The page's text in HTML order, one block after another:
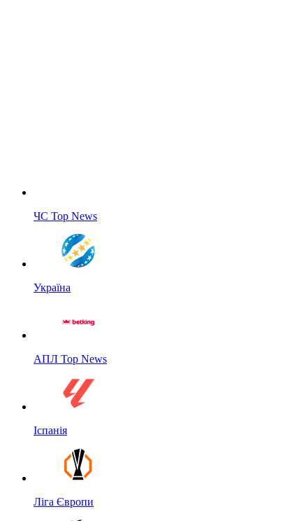
ЧС Top News
Україна
АПЛ Top News
Іспанія
Ліга Європи